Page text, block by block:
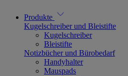
Produkte
Kugelschreiber und Bleistifte
Kugelschreiber
Bleistifte
Notizbücher und Bürobedarf
Handyhalter
Mauspads